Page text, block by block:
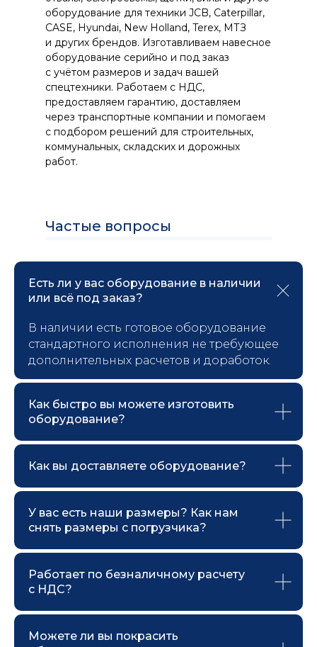
оборудование для техники JCB, Caterpillar,
CASE, Hyundai, New Holland, Terex, МТЗ
и других брендов. Изготавливаем навесное
оборудование серийно и под заказ
с учётом размеров и задач вашей
спецтехники. Работаем с НДС,
предоставляем гарантию, доставляем
через транспортные компании и помогаем
с подбором решений для строительных,
коммунальных, складских и дорожных
работ.
Частые вопросы
Есть ли у вас оборудование в наличии
или всё под заказ?
В наличии есть готовое оборудование
стандартного исполнения не требующее
дополнительных расчетов и доработок.
Как быстро вы можете изготовить
оборудование?
Как вы доставляете оборудование?
У вас есть наши размеры? Как нам
снять размеры с погрузчика?
Работает по безналичному расчету
с НДС?
Можете ли вы покрасить